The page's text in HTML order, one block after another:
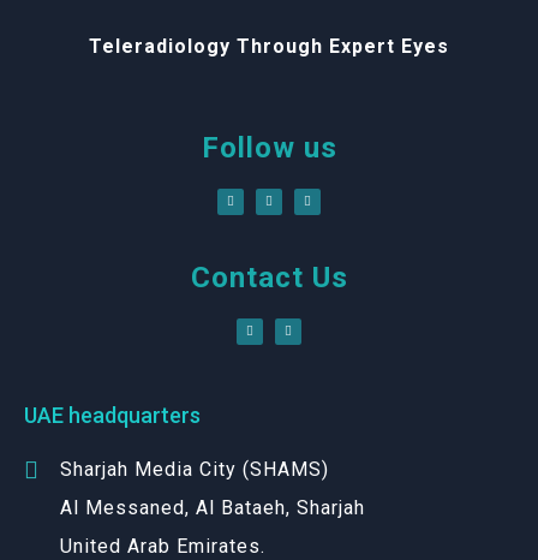
Teleradiology Through Expert Eyes
Follow us
Contact Us
UAE headquarters
Sharjah Media City (SHAMS)
Al Messaned, Al Bataeh, Sharjah
United Arab Emirates.